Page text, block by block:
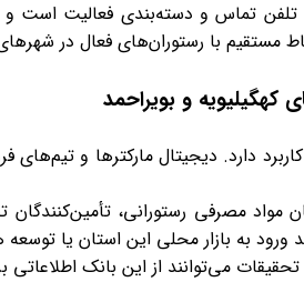
تلفن تماس و دسته‌بندی فعالیت
مستقیم با رستوران‌های فعال در
کهگیلیویه و بویراحمد
دارد. دیجیتال مارکترها و
مواد مصرفی رستورانی،
به بازار محلی این استان یا توسعه
تحقیقات می‌توانند از این بانک